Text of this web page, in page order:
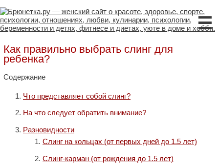
☰
Как правильно выбрать слинг для
ребенка?
Содержание
Что представляет собой слинг?
На что следует обратить внимание?
Разновидности
Слинг на кольцах (от первых дней до 1.5 лет)
Слинг-карман (от рождения до 1.5 лет)